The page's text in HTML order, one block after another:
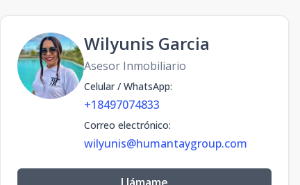
Wilyunis Garcia
Asesor Inmobiliario
Celular / WhatsApp:
+18497074833
Correo electrónico:
wilyunis@humantaygroup.com